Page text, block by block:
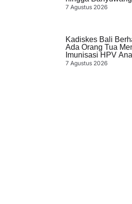
7 Agustus 2026
Kadiskes Bali
Ada Orang Tua
Imunisasi HPV
7 Agustus 2026